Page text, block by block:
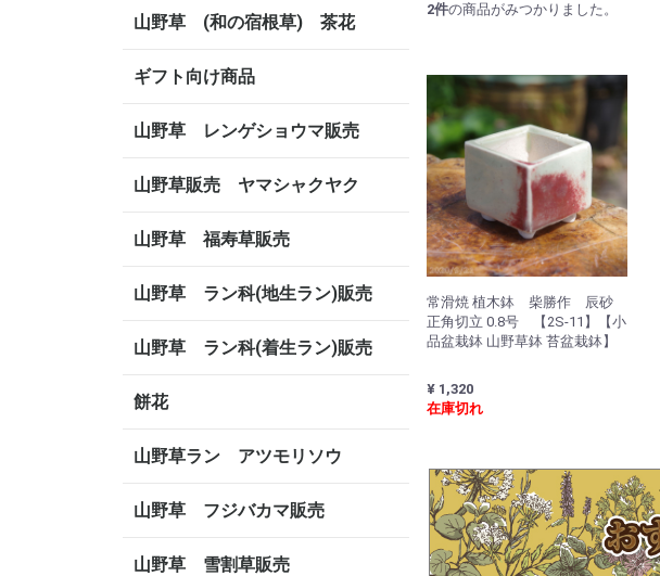
山野草 (和の宿根草) 茶花
ギフト向け商品
山野草 レンゲショウマ販売
山野草販売 ヤマシャクヤク
山野草 福寿草販売
山野草 ラン科(地生ラン)販売
山野草 ラン科(着生ラン)販売
餅花
山野草ラン アツモリソウ
山野草 フジバカマ販売
山野草 雪割草販売
2件の商品がみつかりました。
常滑焼 植木鉢 柴勝作 辰砂
正角切立 0.8号 【2S-11】【小
品盆栽鉢 山野草鉢 苔盆栽鉢】
¥ 1,320
在庫切れ